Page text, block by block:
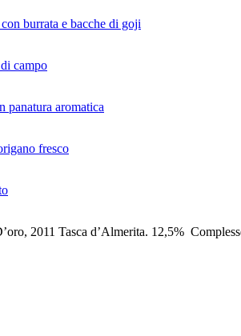
burrata e bacche di goji
campo
panatura aromatica
fresco
2011 Tasca d’Almerita. 12,5%